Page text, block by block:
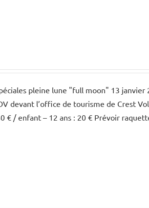
pleine lune "full moon" 13
devant l’office de tourisme de Crest
€ / enfant – 12 ans : 20 € Prévoir